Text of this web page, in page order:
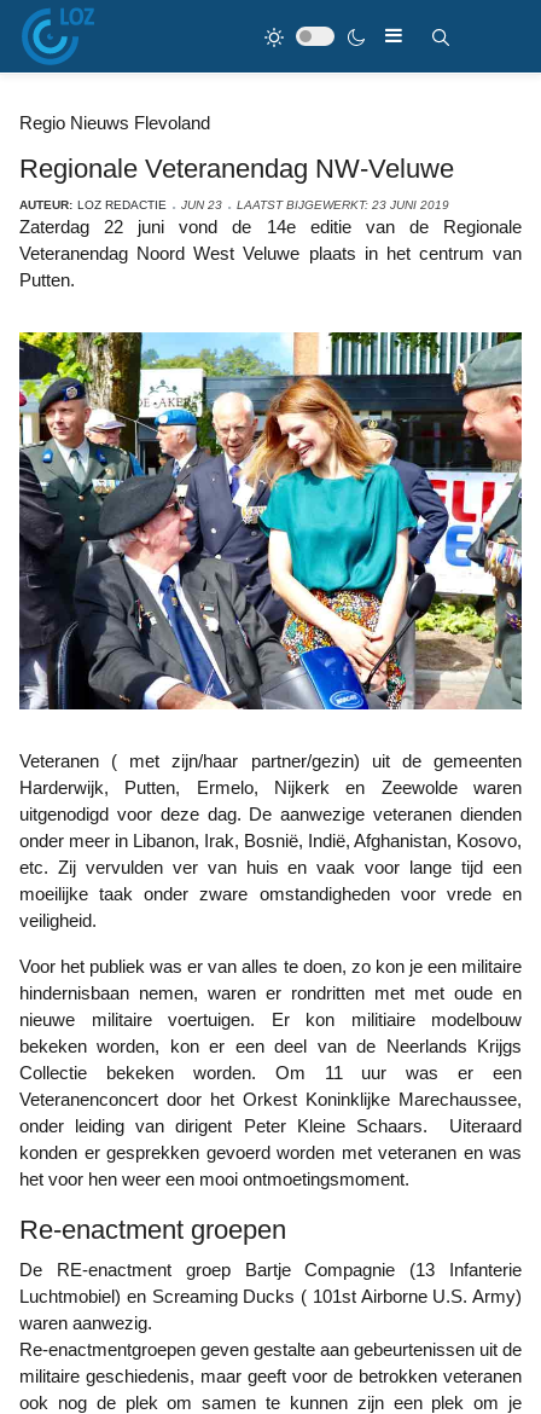
Regio Nieuws Flevoland
Regionale Veteranendag NW-Veluwe
AUTEUR: LOZ REDACTIE JUN 23 LAATST BIJGEWERKT: 23 JUNI 2019
Zaterdag 22 juni vond de 14e editie van de Regionale
Veteranendag Noord West Veluwe plaats in het centrum van
Putten.
Veteranen ( met zijn/haar partner/gezin) uit de gemeenten
Harderwijk, Putten, Ermelo, Nijkerk en Zeewolde waren
uitgenodigd voor deze dag. De aanwezige veteranen dienden
onder meer in Libanon, Irak, Bosnië, Indië, Afghanistan, Kosovo,
etc. Zij vervulden ver van huis en vaak voor lange tijd een
moeilijke taak onder zware omstandigheden voor vrede en
veiligheid.
Voor het publiek was er van alles te doen, zo kon je een militaire
hindernisbaan nemen, waren er rondritten met met oude en
nieuwe militaire voertuigen. Er kon militiaire modelbouw
bekeken worden, kon er een deel van de Neerlands Krijgs
Collectie bekeken worden. Om 11 uur was er een
Veteranenconcert door het Orkest Koninklijke Marechaussee,
onder leiding van dirigent Peter Kleine Schaars. Uiteraard
konden er gesprekken gevoerd worden met veteranen en was
het voor hen weer een mooi ontmoetingsmoment.
Re-enactment groepen
De RE-enactment groep Bartje Compagnie (13 Infanterie
Luchtmobiel) en Screaming Ducks ( 101st Airborne U.S. Army)
waren aanwezig.
Re-enactmentgroepen geven gestalte aan gebeurtenissen uit de
militaire geschiedenis, maar geeft voor de betrokken veteranen
ook nog de plek om samen te kunnen zijn een plek om je